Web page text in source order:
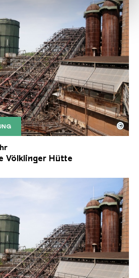
der Völklinger Hütte mit
Völklinger Hütte | Karl
©
Völklinger Hütte